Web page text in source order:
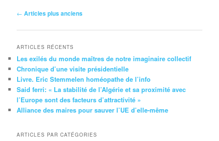
Navigation
articles
← Articles plus anciens
ARTICLES RÉCENTS
Les exilés du monde maîtres de notre imaginaire collectif
Chronique d’une visite présidentielle
Livre. Eric Stemmelen homéopathe de l’info
Said ferri: « La stabilité de l’Algérie et sa proximité avec
l’Europe sont des facteurs d’attractivité »
Alliance des maires pour sauver l’UE d’elle-même
ARTICLES PAR CATÉGORIES